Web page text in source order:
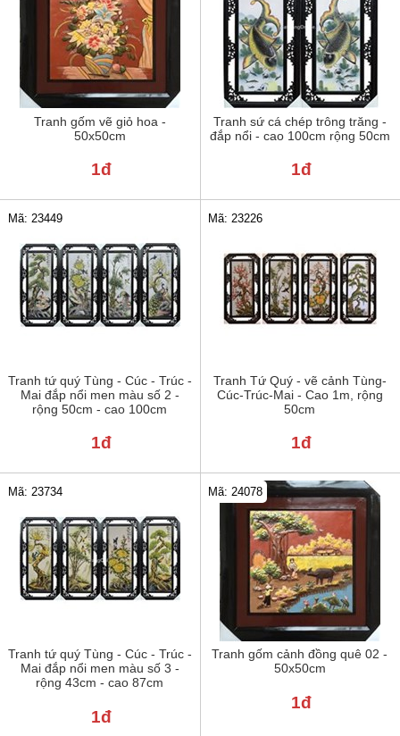
Tranh gốm vẽ giỏ hoa -
50x50cm
1đ
Tranh sứ cá chép trông trăng -
đắp nổi - cao 100cm rộng 50cm
1đ
Tranh tứ quý Tùng - Cúc - Trúc -
Mai đắp nổi men màu số 2 -
rộng 50cm - cao 100cm
Mã: 23449
1đ
Tranh Tứ Quý - vẽ cảnh Tùng-
Cúc-Trúc-Mai - Cao 1m, rộng
50cm
Mã: 23226
1đ
Tranh tứ quý Tùng - Cúc - Trúc -
Mai đắp nổi men màu số 3 -
rộng 43cm - cao 87cm
Mã: 23734
1đ
Tranh gốm cảnh đồng quê 02 -
50x50cm
Mã: 24078
1đ